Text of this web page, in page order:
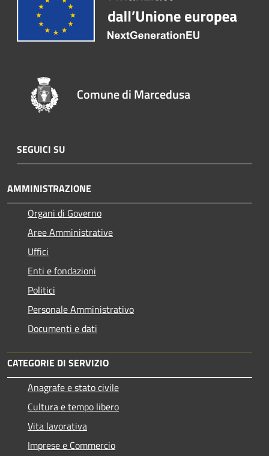
Comune di Marcedusa
SEGUICI SU
AMMINISTRAZIONE
Organi di Governo
Aree Amministrative
Uffici
Enti e fondazioni
Politici
Personale Amministrativo
Documenti e dati
CATEGORIE DI SERVIZIO
Anagrafe e stato civile
Cultura e tempo libero
Vita lavorativa
Imprese e Commercio